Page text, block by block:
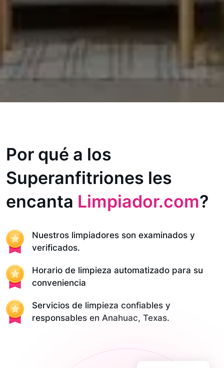
Por qué a los
Superanfitriones les
encanta Limpiador.com?
Nuestros limpiadores son examinados y
verificados.
Horario de limpieza automatizado para su
conveniencia
Servicios de limpieza confiables y
responsables en Anahuac, Texas.